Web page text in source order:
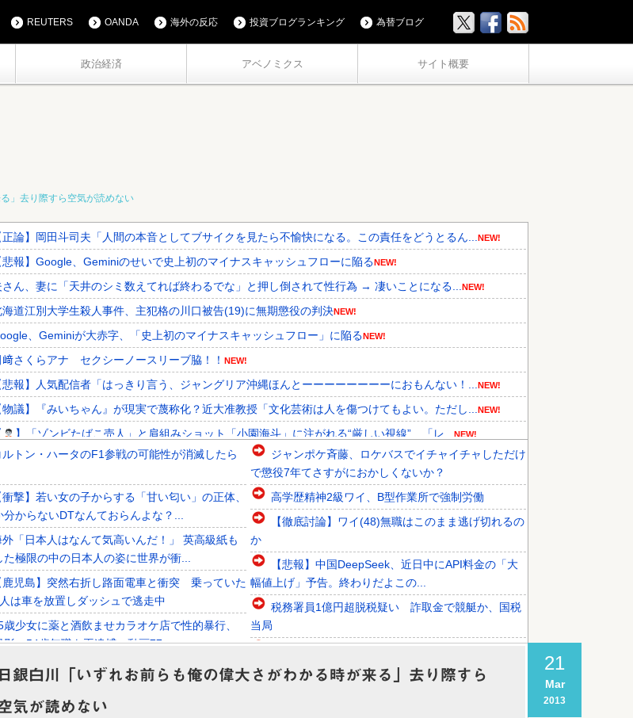
政治経済 アベノミクス サイト概要
REUTERS OANDA 海外の反応 投資ブログランキング 為替ブログ
」去り際すら空気が読めない
正論】岡田斗司夫「人間の本音としてブサイクを見たら不愉快になる。この責任をどうとるん... NEW!
悲報】Google、Geminiのせいで史上初のマイナスキャッシュフローに陥るNEW!
さん、妻に「天井のシミ数えてれば終わるでな」と押し倒されて性行為 → 凄いことになる... NEW!
海道江別大学生殺人事件、主犯格の川口被告(19)に無期懲役の判決NEW!
、Geminiが大赤字、「史上初のマイナスキャッシュフロー」に陥るNEW!
﨑さくらアナ セクシーノースリーブ脇！！ NEW!
悲報】人気配信者「はっきり言う、ジャングリア沖縄ほんとーーーーーーーーにおもんない！... NEW!
物議】『みいちゃん』が現実で蔑称化？近大准教授「文化芸術は人を傷つけてもよい。ただし... NEW!
】「ゾンビたばこ売人」と肩組みショット「小園海斗」に注がれる“厳しい視線” 「レ... NEW!
国人「韓国代表がロンドン五輪銅メダル剥奪の危機！海外メディアが『時効の壁を越えてIO... NEW!
国人「韓国に10年間の出場権剥奪や過去ワールドカップ、オリンピック予選の記録削除を要...NEW!
国人「東南アジア各国が韓国サッカー協会による日本人や外国人審判接待を報道！」→「信頼...
by livedoor 相互RSS
ルトン・ハータのF1参戦の可能性が消滅したら
衝撃】若い女の子からする「甘い匂い」の正体、
分からないDTなんておらんよな？...
外「日本人はなんて気高いんだ！」 英高級紙も
た極限の中の日本人の姿に世界が衝...
鹿児島】突然右折し路面電車と衝突 乗っていた
は車を放置しダッシュで逃走中
歳少女に薬と酒飲ませカラオケ店で性的暴行、
影 54歳無職を再逮捕 動画77...
混みのはずの東京駅で鍵が空いているコインロッ
散見、「ラッキー」と思って中を確...
国サッカーのイメージが墜落
ジャンポケ斉藤、ロケバスでイチャイチャしただけ
で懲役7年てさすがにおかしくないか？
高学歴精神2級ワイ、B型作業所で強制労働
【徹底討論】ワイ(48)無職はこのまま逃げ切れるの
か
【悲報】中国DeepSeek、近日中にAPI料金の「大
幅値上げ」予告。終わりだよこの...
税務署員1億円超脱税疑い 詐取金で競艇か、国税
当局
→未だかつてAIのせいで失業したG民...
21
Mar
2013
日銀白川「いずれお前らも俺の偉大さがわかる時が来る」去り際すら
気が読めない